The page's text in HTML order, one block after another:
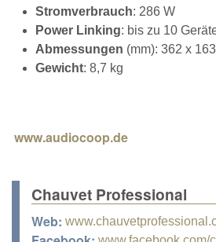
Stromverbrauch: 286 W
Power Linking: bis zu 10
Abmessungen (mm): 362 x
Gewicht: 8,7 kg
www.audiocoop.de
Chauvet Professional
Web: